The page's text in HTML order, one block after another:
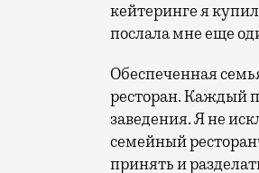
кейтеринге я
послала мне еще
Обеспеченная
ресторан. Каждый
заведения. Я не
семейный
принять и